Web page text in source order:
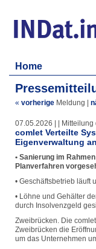
Home
« vorherige Meldung
07.05.2026 | | Mitteilung
comlet Verteilte
Eigenverwaltung an
• Sanierung im
Planverfahren
• Geschäftsbetrieb läuft
• Löhne und Gehälter
durch Insolvenzgeld
Zweibrücken. Die
Zweibrücken die
um das Unternehmen